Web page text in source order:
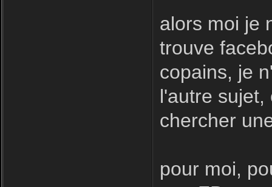
alors moi je
trouve
copains, je
l'autre
chercher
pour moi,